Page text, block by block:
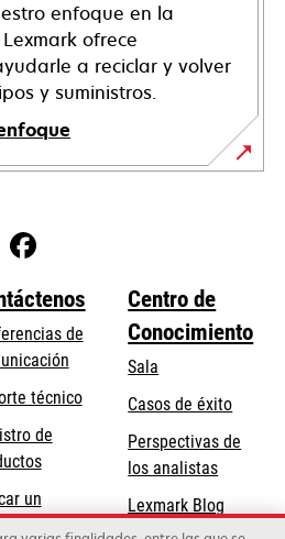
enfoque en la
ofrece
a reciclar y volver
y suministros.
de
técnicose
pestaña
nueva
de
un
Centro de
Conocimiento
Sala
Casos de éxito
Perspectivas de
los analistas
Lexmark Blog